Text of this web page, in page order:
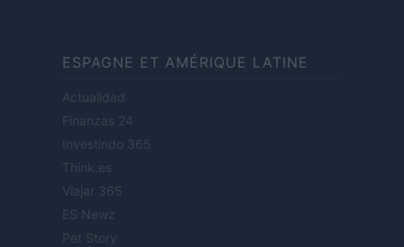
ESPAGNE ET AMÉRIQUE LATINE
Actualidad
Finanzas 24
Investindo 365
Think.es
Viajar 365
ES Newz
Pet Story